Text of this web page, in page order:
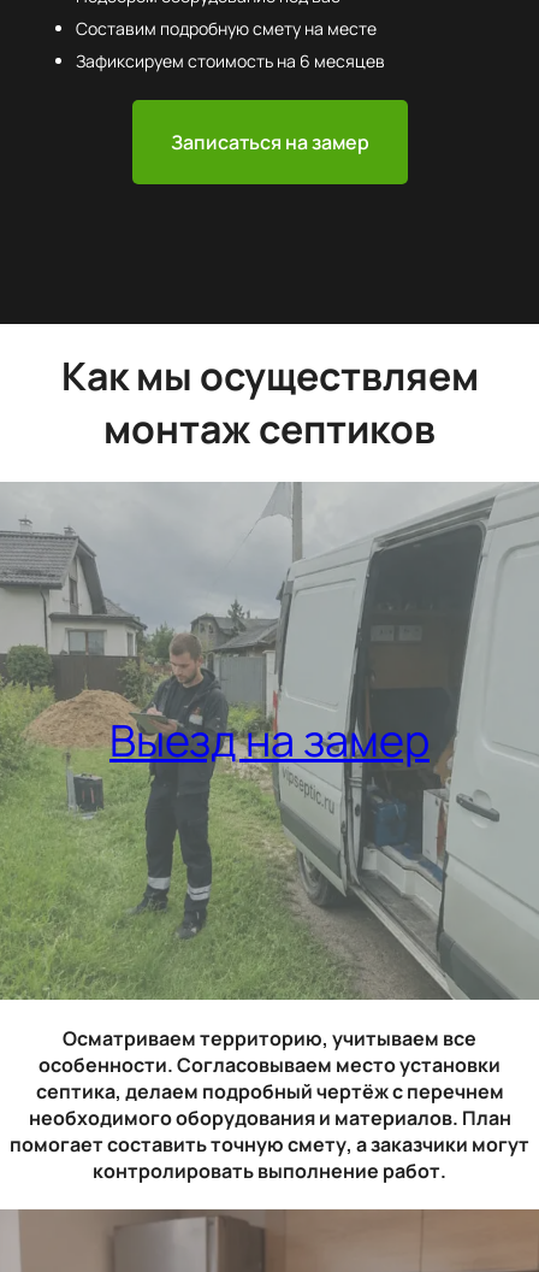
Составим подробную смету на месте
Зафиксируем стоимость на 6 месяцев
Записаться на замер
Как мы осуществляем
монтаж септиков
Выезд на замер
Осматриваем территорию, учитываем все
особенности. Согласовываем место установки
септика, делаем подробный чертёж с перечнем
необходимого оборудования и материалов. План
помогает составить точную смету, а заказчики могут
контролировать выполнение работ.